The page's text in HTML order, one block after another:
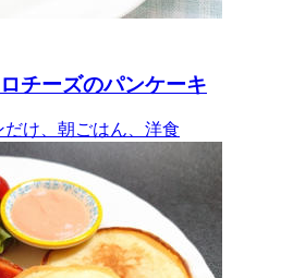
チーズのパンケーキ
け、朝ごはん、洋食